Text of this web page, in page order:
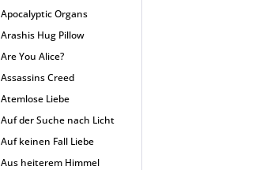
Apocalyptic Organs
Arashis Hug Pillow
Are You Alice?
Assassins Creed
Atemlose Liebe
Auf der Suche nach Licht
Auf keinen Fall Liebe
Aus heiterem Himmel